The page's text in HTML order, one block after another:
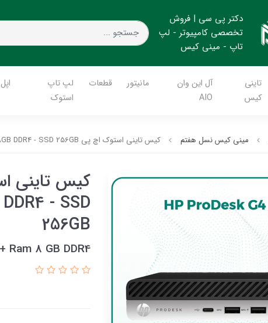
دکتر پی سی | فروش
تخصصی کامپیوتر - لپ
تاپ - مینی کیس
تاینی
کیس
آل این وان
AIO
مانیتور قطعات
لپ تاپ
استوک
اپل
مینی کیس نسل هفتم کیس تاینی استوک اچ پی HP ProDesk 600 G4 mini - Cpu i5 8500T - Ram 8GB DDR4 - SSD 256GB
- SSD
256GB
Ram 8 GB DDR4